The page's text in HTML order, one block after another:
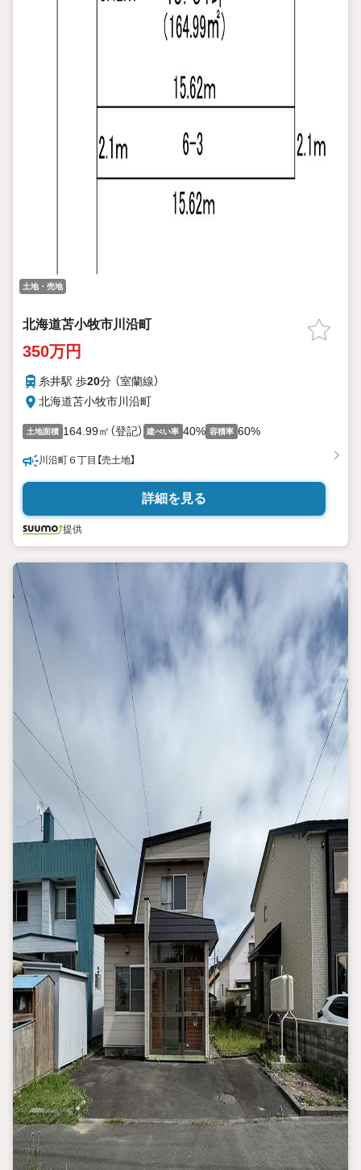
土地・売地
北海道苫小牧市川沿町
350万円
糸井駅 歩20分 （室蘭線）
北海道苫小牧市川沿町
土地面積 164.99㎡（登記） 建ぺい率 40% 容積率 60%
川沿町６丁目【売土地】
詳細を見る
提供